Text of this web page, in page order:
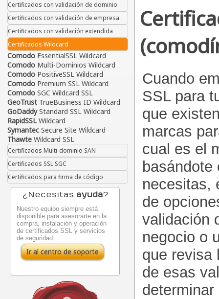
Certificados con validación de dominio
Certificados con validación de empresa
Certificados con validación extendida
Certificados Wildcard
Comodo EssentialSSL Wildcard
Comodo Multi-Dominios Wildcard
Comodo PositiveSSL Wildcard
Comodo Premium SSL Wildcard
Comodo SGC Wildcard SSL
GeoTrust TrueBusiness ID Wildcard
GoDaddyStandard SSL Wildcard
RapidSSL Wildcard
Symantec Secure Site Wildcard
Thawte Wildcard SSL
Certificados Multi-dominio SAN
Certificados SSL SGC
Certificados para firma de código
¿Necesitas ayuda?
Nuestro equipo siempre está
disponible para asesorarte en la
compra, instalación y operación
de certificados SSL y servicios
de seguridad.
Ir al centro de soporte
Cuando
SSL para
que
marcas
cual es el
necesitas,
de
validación
negocio o
que revisa
de esas